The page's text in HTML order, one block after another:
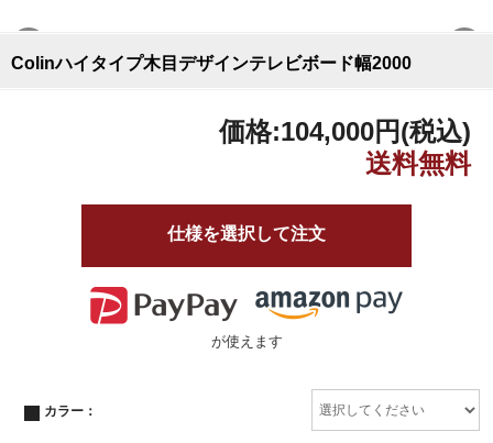
Colinハイタイプ木目デザインテレビボード幅2000
価格:104,000円(税込)
仕様を選択して注文
が使えます
カラー：